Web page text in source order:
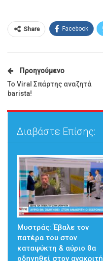
Share Facebook
Προηγούμενο
Το Viral Σπάρτης αναζητά
barista!
Διαβάστε Επίσης:
Μυστράς: Έβαλε τον
πατέρα του στον
καταψύκτη & αύριο θα
οδηγηθεί στον ανακριτή